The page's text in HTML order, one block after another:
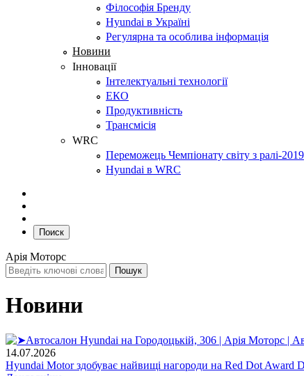
Філософія Бренду
Hyundai в Україні
Регулярна та особлива інформація
Новини
Інновації
Інтелектуальні технології
ЕКО
Продуктивність
Трансмісія
WRC
Переможець Чемпіонату світу з ралі-2019
Hyundai в WRC
Поиск
Арія Моторс
Новини
14.07.2026
Hyundai Motor здобуває найвищі нагороди на Red Dot Award